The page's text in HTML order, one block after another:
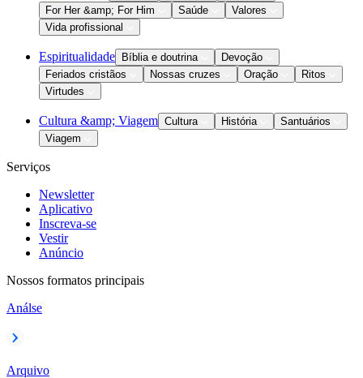
For Her &amp; For Him
Saúde
Valores
Vida profissional
Espiritualidade Bíblia e doutrina
Devoção
Feriados cristãos
Nossas cruzes Oração
Ritos
Virtudes
Cultura &amp; Viagem Cultura História
Santuários
Viagem
Serviços
Newsletter
Aplicativo
Inscreva-se
Vestir
Anúncio
Nossos formatos principais
Análse
Arquivo